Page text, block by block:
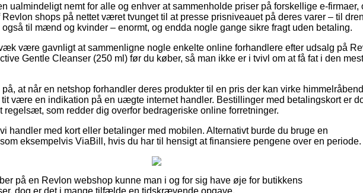
ualmindeligt nemt for alle og enhver at sammenholde priser på forskellige e-firmaer,
shops på nettet været tvunget til at presse prisniveauet på deres varer – til
også til mænd og kvinder – enormt, og endda nogle gange sikre fragt uden betaling.
være gavnligt at sammenligne nogle enkelte online forhandlere efter udsalg på
Gentle Cleanser (250 ml) før du køber, så man ikke er i tvivl om at få fat i den mest
at når en netshop forhandler deres produkter til en pris der kan virke
være en indikation på en uægte internet handler. Bestillinger med betalingskort er
som redder dig overfor bedrageriske online forretninger.
handler med kort eller betalinger med mobilen. Alternativt burde du bruge en
eksempelvis ViaBill, hvis du har til hensigt at finansiere pengene over en periode.
på en Revlon webshop kunne man i og for sig have øje for butikkens
dog er det i mange tilfælde en tidskrævende opgave.